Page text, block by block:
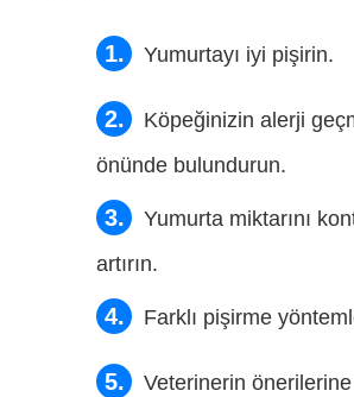
Yumurtayı iyi pişirin.
Köpeğinizin alerji
önünde bulundurun.
Yumurta miktarını
artırın.
Farklı pişirme
Veterinerin